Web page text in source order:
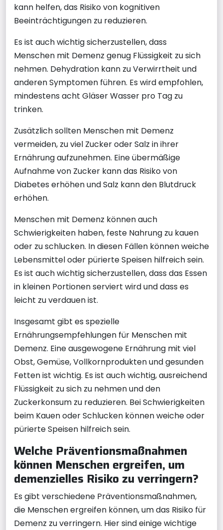
kann helfen, das Risiko von kognitiven
Beeinträchtigungen zu reduzieren.
Es ist auch wichtig sicherzustellen, dass
Menschen mit Demenz genug Flüssigkeit zu sich
nehmen. Dehydration kann zu Verwirrtheit und
anderen Symptomen führen. Es wird empfohlen,
mindestens acht Gläser Wasser pro Tag zu
trinken.
Zusätzlich sollten Menschen mit Demenz
vermeiden, zu viel Zucker oder Salz in ihrer
Ernährung aufzunehmen. Eine übermäßige
Aufnahme von Zucker kann das Risiko von
Diabetes erhöhen und Salz kann den Blutdruck
erhöhen.
Menschen mit Demenz können auch
Schwierigkeiten haben, feste Nahrung zu kauen
oder zu schlucken. In diesen Fällen können weiche
Lebensmittel oder pürierte Speisen hilfreich sein.
Es ist auch wichtig sicherzustellen, dass das Essen
in kleinen Portionen serviert wird und dass es
leicht zu verdauen ist.
Insgesamt gibt es spezielle
Ernährungsempfehlungen für Menschen mit
Demenz. Eine ausgewogene Ernährung mit viel
Obst, Gemüse, Vollkornprodukten und gesunden
Fetten ist wichtig. Es ist auch wichtig, ausreichend
Flüssigkeit zu sich zu nehmen und den
Zuckerkonsum zu reduzieren. Bei Schwierigkeiten
beim Kauen oder Schlucken können weiche oder
pürierte Speisen hilfreich sein.
Welche Präventionsmaßnahmen
können Menschen ergreifen, um
demenzielles Risiko zu verringern?
Es gibt verschiedene Präventionsmaßnahmen,
die Menschen ergreifen können, um das Risiko für
Demenz zu verringern. Hier sind einige wichtige